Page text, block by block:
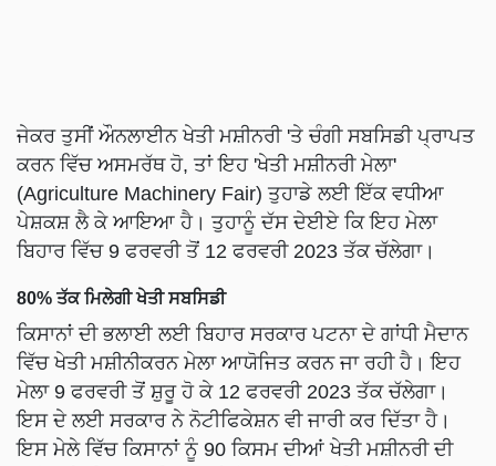
ਜੇਕਰ ਤੁਸੀਂ ਔਨਲਾਈਨ ਖੇਤੀ ਮਸ਼ੀਨਰੀ 'ਤੇ ਚੰਗੀ ਸਬਸਿਡੀ ਪ੍ਰਾਪਤ
ਕਰਨ ਵਿੱਚ ਅਸਮਰੱਥ ਹੋ, ਤਾਂ ਇਹ 'ਖੇਤੀ ਮਸ਼ੀਨਰੀ ਮੇਲਾ'
(Agriculture Machinery Fair) ਤੁਹਾਡੇ ਲਈ ਇੱਕ ਵਧੀਆ
ਪੇਸ਼ਕਸ਼ ਲੈ ਕੇ ਆਇਆ ਹੈ। ਤੁਹਾਨੂੰ ਦੱਸ ਦੇਈਏ ਕਿ ਇਹ ਮੇਲਾ
ਬਿਹਾਰ ਵਿੱਚ 9 ਫਰਵਰੀ ਤੋਂ 12 ਫਰਵਰੀ 2023 ਤੱਕ ਚੱਲੇਗਾ।
80% ਤੱਕ ਮਿਲੇਗੀ ਖੇਤੀ ਸਬਸਿਡੀ
ਕਿਸਾਨਾਂ ਦੀ ਭਲਾਈ ਲਈ ਬਿਹਾਰ ਸਰਕਾਰ ਪਟਨਾ ਦੇ ਗਾਂਧੀ ਮੈਦਾਨ
ਵਿੱਚ ਖੇਤੀ ਮਸ਼ੀਨੀਕਰਨ ਮੇਲਾ ਆਯੋਜਿਤ ਕਰਨ ਜਾ ਰਹੀ ਹੈ। ਇਹ
ਮੇਲਾ 9 ਫਰਵਰੀ ਤੋਂ ਸ਼ੁਰੂ ਹੋ ਕੇ 12 ਫਰਵਰੀ 2023 ਤੱਕ ਚੱਲੇਗਾ।
ਇਸ ਦੇ ਲਈ ਸਰਕਾਰ ਨੇ ਨੋਟੀਫਿਕੇਸ਼ਨ ਵੀ ਜਾਰੀ ਕਰ ਦਿੱਤਾ ਹੈ।
ਇਸ ਮੇਲੇ ਵਿੱਚ ਕਿਸਾਨਾਂ ਨੂੰ 90 ਕਿਸਮ ਦੀਆਂ ਖੇਤੀ ਮਸ਼ੀਨਰੀ ਦੀ